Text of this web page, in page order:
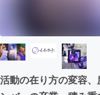
CAMPFIRE for
CAMPFIREふ
活動の在り方の変容、